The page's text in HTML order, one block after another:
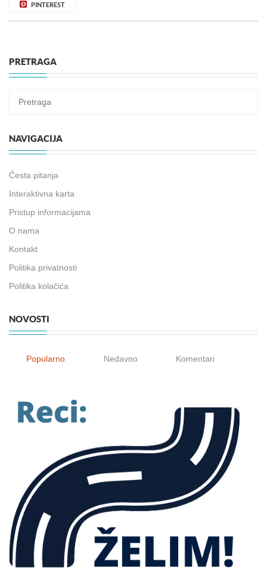
PINTEREST
PRETRAGA
NAVIGACIJA
Česta pitanja
Interaktivna karta
Pristup informacijama
O nama
Kontakt
Politika privatnosti
Politika kolačića
NOVOSTI
Popularno Nedavno Komentari